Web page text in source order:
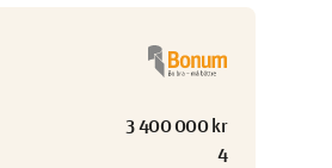
3 400 000 kr
4